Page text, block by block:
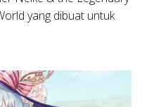
yang dibuat untuk